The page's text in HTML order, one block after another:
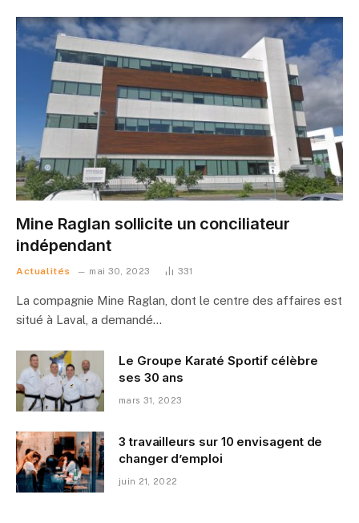
Mine Raglan sollicite un conciliateur
indépendant
Actualités mai 30, 2023 331
La compagnie Mine Raglan, dont le centre des affaires est
situé à Laval, a demandé…
Le Groupe Karaté Sportif célèbre
ses 30 ans
mars 31, 2023
3 travailleurs sur 10 envisagent de
changer d’emploi
juin 21, 2022